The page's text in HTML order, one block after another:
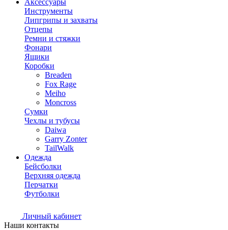
Аксессуары
Инструменты
Липгрипы и захваты
Отцепы
Ремни и стяжки
Фонари
Ящики
Коробки
Breaden
Fox Rage
Meiho
Moncross
Сумки
Чехлы и тубусы
Daiwa
Garry Zonter
TailWalk
Одежда
Бейсболки
Верхняя одежда
Перчатки
Футболки
Личный кабинет
Наши контакты